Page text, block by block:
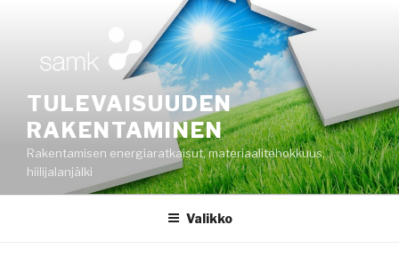
TULEVAISUUDEN
RAKENTAMINEN
Rakentamisen energiaratkaisut, materiaalitehokkuus,
hiilijalanjälki
Valikko